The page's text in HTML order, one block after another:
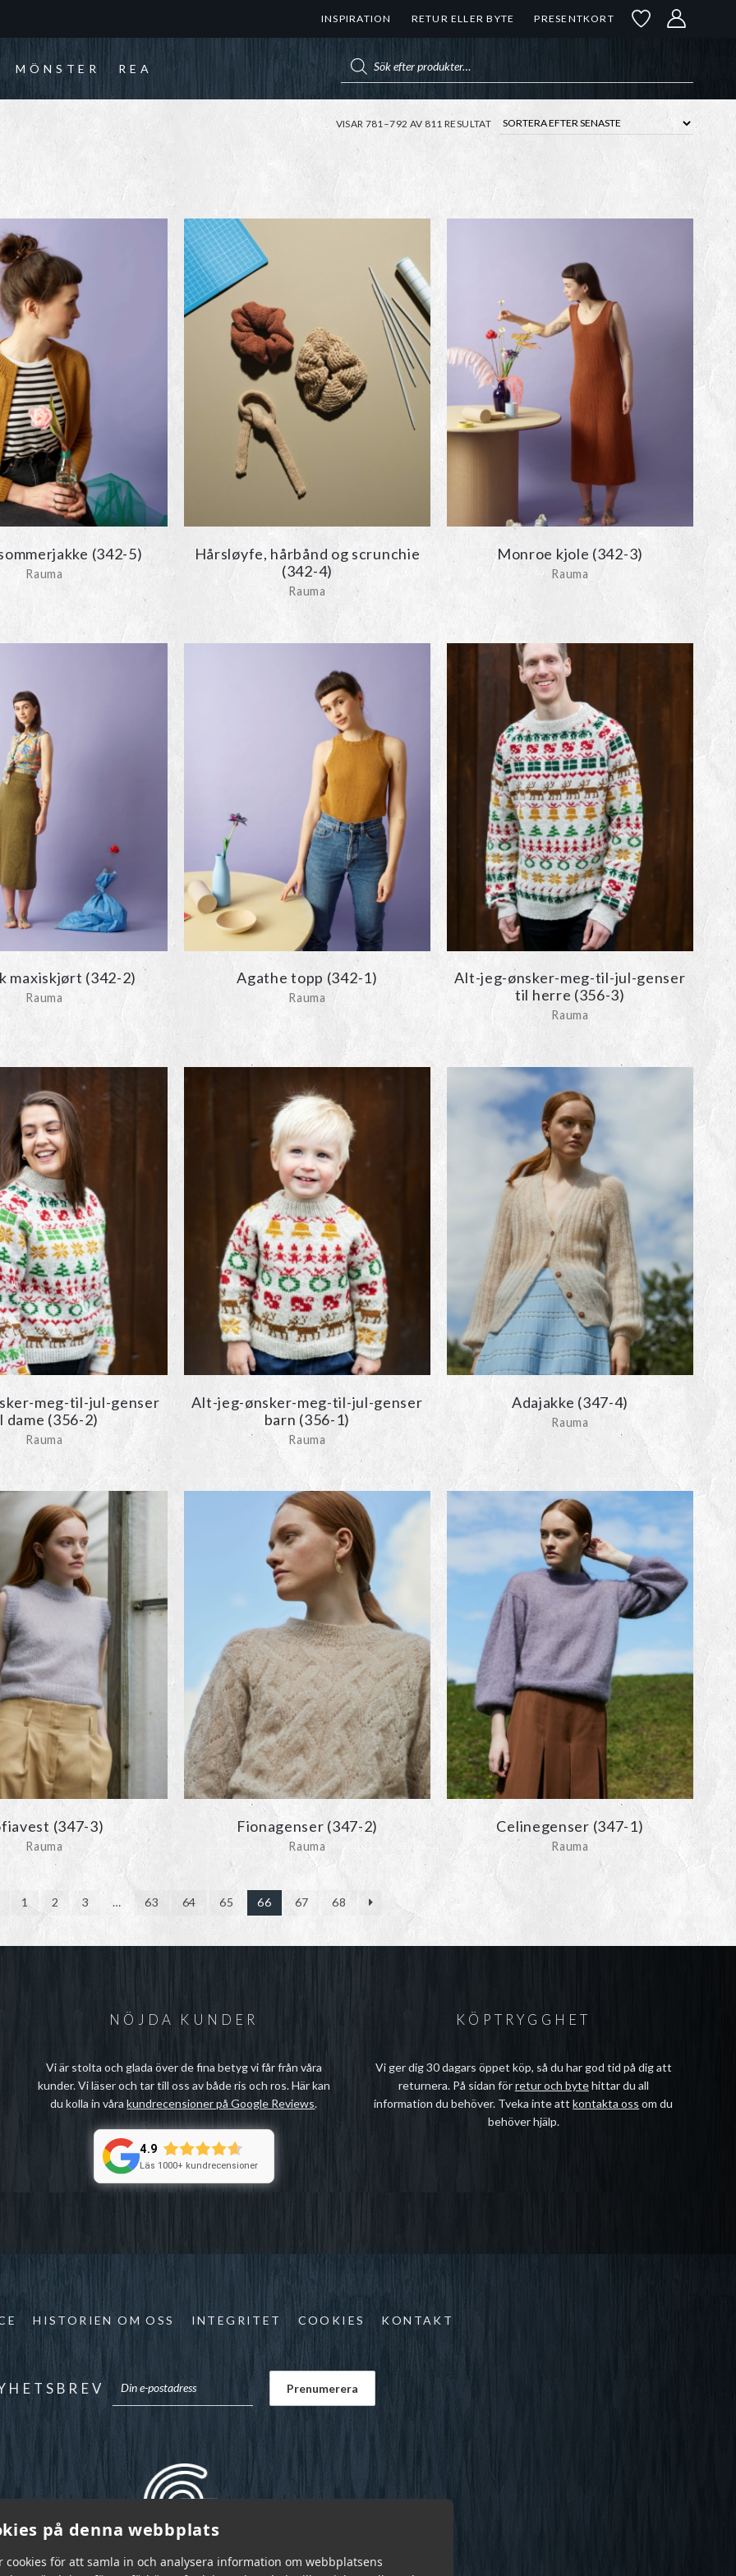
på denna webbplats
cookies för att samla in och analysera information om webbplatsens
INSPIRATION RETUR ELLER BYTE PRESENTKORT
MÖNSTER REA
VISAR 781–792 AV 811 RESULTATSORTERA
EFTER
(342-5)
Rauma
Hårsløyfe, hårbånd og scrunchie
(342-4)
Rauma
Monroe kjole (342-3)
Rauma
maxiskjørt (342-2)
Rauma
Agathe topp (342-1)
Rauma
Alt-jeg-ønsker-meg-til-jul-genser
til herre (356-3)
Rauma
meg-til-jul-genser
dame (356-2)
Rauma
Alt-jeg-ønsker-meg-til-jul-genser
barn (356-1)
Rauma
Adajakke (347-4)
Rauma
(347-3)
Rauma
Fionagenser (347-2)
Rauma
Celinegenser (347-1)
Rauma
1 2 3 … 63 64 65 66 67 68
NÖJDA KUNDER
Vi är stolta och glada över de fina betyg vi får från våra
kunder. Vi läser och tar till oss av både ris och ros. Här kan
du kolla in vårakundrecensioner på Google Reviews.
4.9
Läs 1000+ kundrecensioner
KÖPTRYGGHET
Vi ger dig 30 dagars öppet köp, så du har god tid på dig att
returnera. På sidan förretur och bytehittar du all
information du behöver. Tveka inte attkontakta oss om du
behöver hjälp.
HISTORIEN OM OSS INTEGRITET COOKIES KONTAKT